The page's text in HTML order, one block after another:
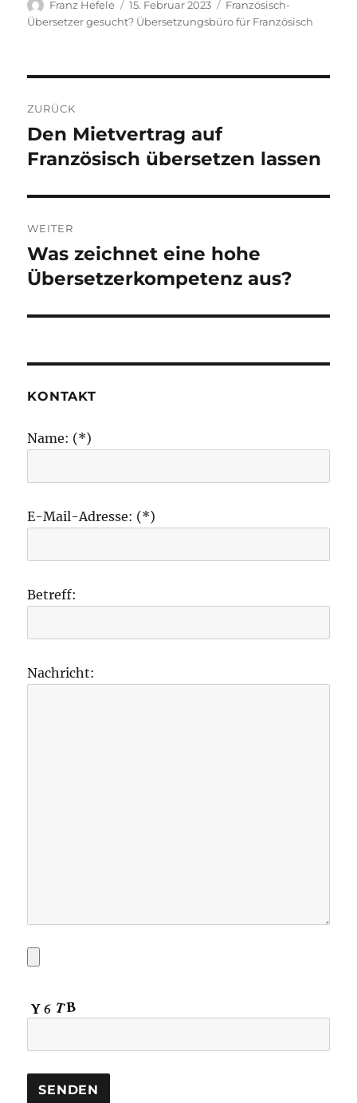
Autor
Franz Hefele
Veröffentlicht
am
15. Februar 2023 Kategorien
Französisch-
Übersetzer gesucht? Übersetzungsbüro für Französisch
ZURÜCK
Vorheriger
Beitrag:
Den Mietvertrag auf
Französisch übersetzen lassen
WEITER
Nächster
Beitrag:
Was zeichnet eine hohe
Übersetzerkompetenz aus?
KONTAKT
Name: (*)
E-Mail-Adresse: (*)
Betreff:
Nachricht: